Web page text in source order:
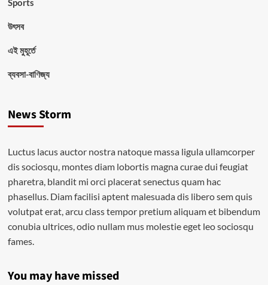
Sports
উৎসব
এই মুহূর্তে
ব্যবসা-বাণিজ্য
News Storm
Luctus lacus auctor nostra natoque massa ligula ullamcorper
dis sociosqu, montes diam lobortis magna curae dui feugiat
pharetra, blandit mi orci placerat senectus quam hac
phasellus. Diam facilisi aptent malesuada dis libero sem quis
volutpat erat, arcu class tempor pretium aliquam et bibendum
conubia ultrices, odio nullam mus molestie eget leo sociosqu
fames.
You may have missed